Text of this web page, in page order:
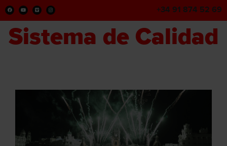
+34 91 874 52 69
Sistema de Calidad